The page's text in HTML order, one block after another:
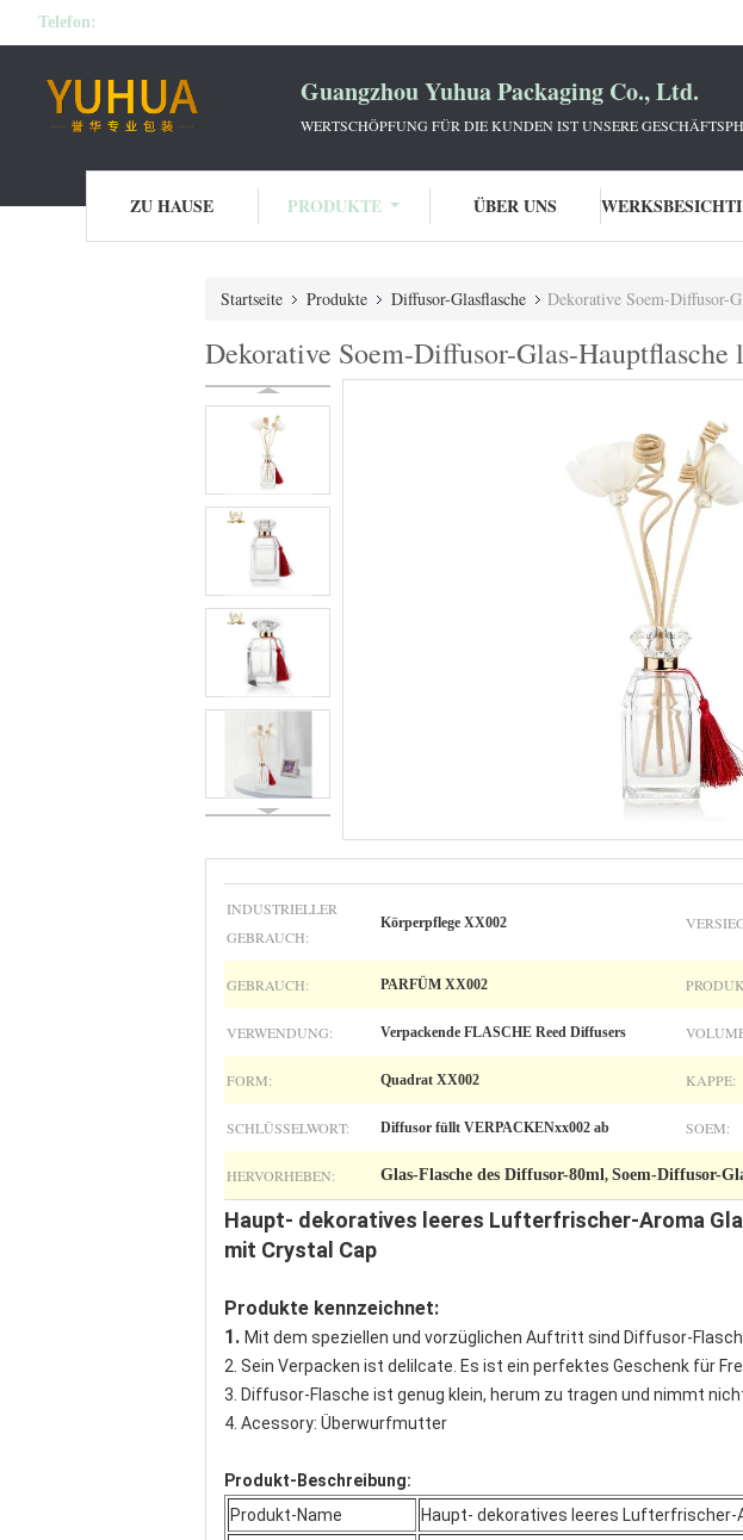
Telefon:
Guangzhou Yuhua Packaging Co., Ltd.
WERTSCHÖPFUNG FÜR DIE KUNDEN IST UNSERE
ZU HAUSE PRODUKTE ÜBER UNS
Startseite Produkte Diffusor-Glasflasche Dekorative Soem-Diffusor-
Dekorative Soem-Diffusor-Glas-
INDUSTRIELLER
GEBRAUCH:
Körperpflege XX002
GEBRAUCH: PARFÜM XX002
VERWENDUNG: Verpackende FLASCHE Reed Diffusers
FORM: Quadrat XX002 KAPPE:
SCHLÜSSELWORT: Diffusor füllt VERPACKENxx002 ab SOEM:
HERVORHEBEN: Glas-Flasche des Diffusor-80ml, Soem-Diffusor-
Haupt- dekoratives leeres Lufterfrischer-Aroma
mit Crystal Cap
Produkte kennzeichnet:
1. Mit dem speziellen und vorzüglichen Auftritt sind Diffusor-
2. Sein Verpacken ist delilcate. Es ist ein perfektes Geschenk für
3. Diffusor-Flasche ist genug klein, herum zu tragen und nimmt
4. Acessory: Überwurfmutter
Produkt-Beschreibung:
Produkt-Name
Haupt- dekoratives leeres